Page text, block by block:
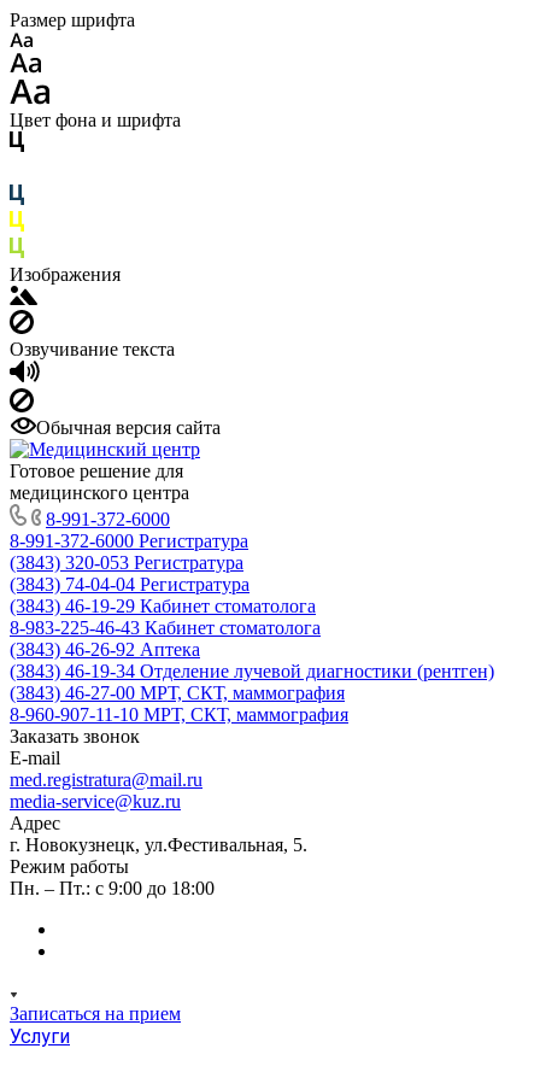
Размер шрифта
Цвет фона и шрифта
Изображения
Озвучивание текста
Обычная версия сайта
Готовое решение для
медицинского центра
8-991-372-6000
8-991-372-6000 Регистратура
(3843) 320-053 Регистратура
(3843) 74-04-04 Регистратура
(3843) 46-19-29 Кабинет стоматолога
8-983-225-46-43 Кабинет стоматолога
(3843) 46-26-92 Аптека
(3843) 46-19-34 Отделение лучевой диагностики (рентген)
(3843) 46-27-00 МРТ, СКТ, маммография
8-960-907-11-10 МРТ, СКТ, маммография
Заказать звонок
E-mail
med.registratura@mail.ru
media-service@kuz.ru
Адрес
г. Новокузнецк, ул.Фестивальная, 5.
Режим работы
Пн. – Пт.: с 9:00 до 18:00
Записаться на прием
Услуги